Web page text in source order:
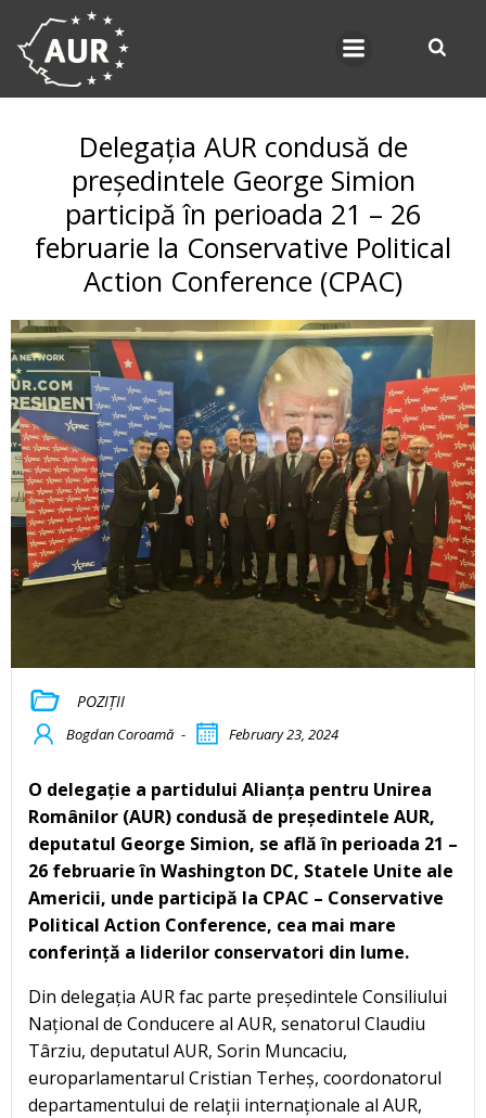
Delegația AUR condusă de
președintele George Simion
participă în perioada 21 – 26
februarie la Conservative Political
Action Conference (CPAC)
POZIȚII
Bogdan Coroamă - February 23, 2024
O delegație a partidului Alianța pentru Unirea
Românilor (AUR) condusă de președintele AUR,
deputatul George Simion, se află în perioada 21 –
26 februarie în Washington DC, Statele Unite ale
Americii, unde participă la CPAC – Conservative
Political Action Conference, cea mai mare
conferință a liderilor conservatori din lume.
Din delegația AUR fac parte președintele Consiliului
Național de Conducere al AUR, senatorul Claudiu
Târziu, deputatul AUR, Sorin Muncaciu,
europarlamentarul Cristian Terheș, coordonatorul
departamentului de relații internaționale al AUR,